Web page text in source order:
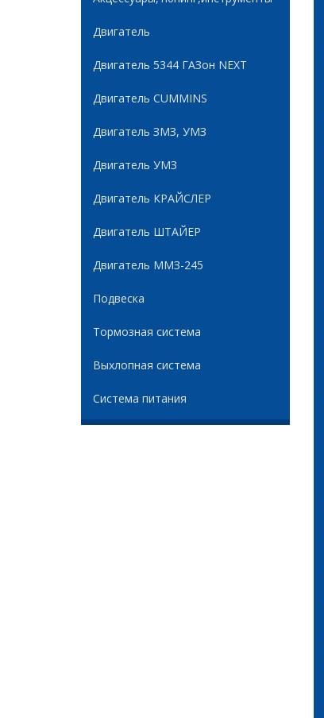
Двигатель
Двигатель 5344 ГАЗон NEXT
Двигатель CUMMINS
Двигатель ЗМЗ, УМЗ
Двигатель УМЗ
Двигатель КРАЙСЛЕР
Двигатель ШТАЙЕР
Двигатель ММЗ-245
Подвеска
Тормозная система
Выхлопная система
Система питания